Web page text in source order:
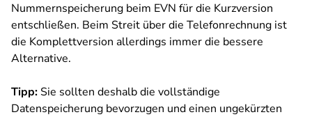
Nummernspeicherung beim EVN für die Kurzversion
entschließen. Beim Streit über die Telefonrechnung ist
die Komplettversion allerdings immer die bessere
Alternative.
Tipp: Sie sollten deshalb die vollständige
Datenspeicherung bevorzugen und einen ungekürzten